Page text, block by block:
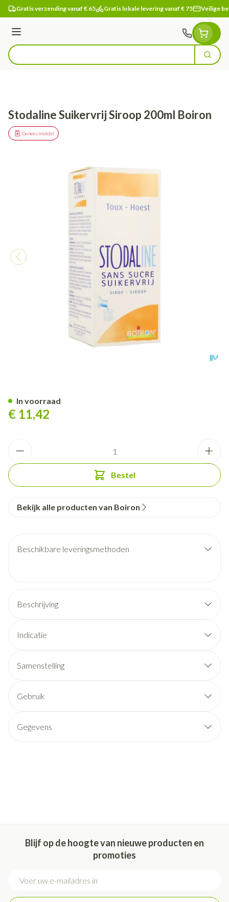
Ga naar de inhoud
Gratis verzending vanaf € 65 Gratis lokale levering vanaf € 75 Veilige
Menu
Product, merk, categorie... Zoek
Stodaline Suikervrij Siroop 200ml Boiron
Geneesmiddel
€ 11,42
Bestel
In voorraad
Bekijk alle producten van Boiron
Beschikbare leveringsmethoden
Beschrijving
Indicatie
Samenstelling
Gebruik
Gegevens
Blijf op de hoogte van nieuwe producten en
promoties